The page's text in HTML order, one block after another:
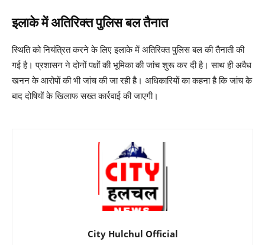
इलाके में अतिरिक्त पुलिस बल तैनात
स्थिति को नियंत्रित करने के लिए इलाके में अतिरिक्त पुलिस बल की तैनाती की
गई है। प्रशासन ने दोनों पक्षों की भूमिका की जांच शुरू कर दी है। साथ ही अवैध
खनन के आरोपों की भी जांच की जा रही है। अधिकारियों का कहना है कि जांच के
बाद दोषियों के खिलाफ सख्त कार्रवाई की जाएगी।
City Hulchul Official